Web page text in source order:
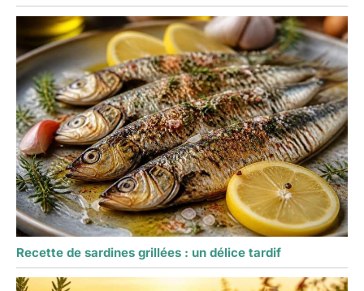
Recette de sardines grillées : un délice tardif